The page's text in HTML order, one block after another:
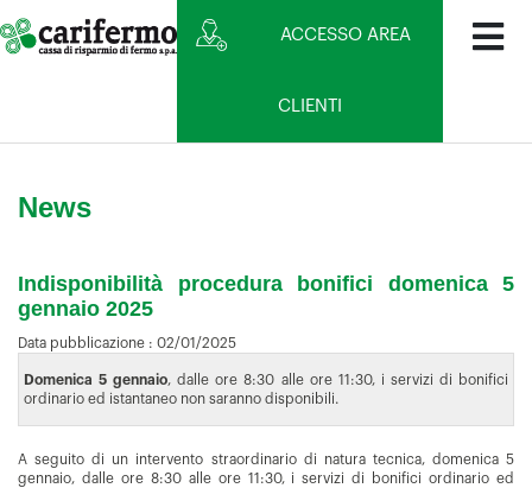
ACCESSO AREA
CLIENTI
News
Indisponibilità procedura bonifici domenica 5
gennaio 2025
Data pubblicazione : 02/01/2025
Domenica 5 gennaio, dalle ore 8:30 alle ore 11:30, i servizi di bonifici
ordinario ed istantaneo non saranno disponibili.
A seguito di un intervento straordinario di natura tecnica, domenica 5
gennaio, dalle ore 8:30 alle ore 11:30, i servizi di bonifici ordinario ed